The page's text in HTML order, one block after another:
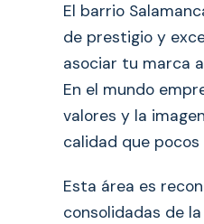
El barrio
de prestigio y
asociar tu marca
En el mundo
valores y la
calidad que pocos
Esta área es
consolidadas de